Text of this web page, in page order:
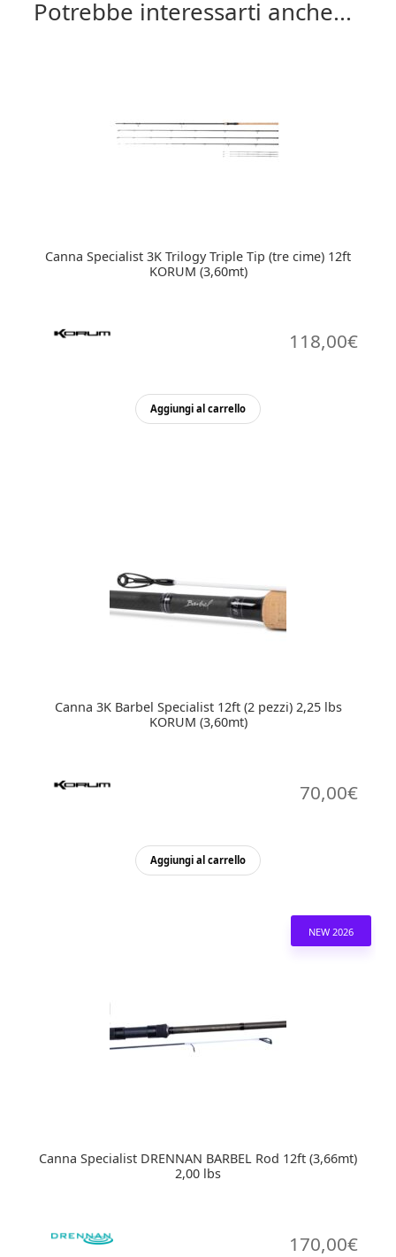
Potrebbe interessarti anche...
Canna Specialist 3K Trilogy Triple Tip (tre cime) 12ft
KORUM (3,60mt)
118,00€
Aggiungi al carrello
Canna 3K Barbel Specialist 12ft (2 pezzi) 2,25 lbs
KORUM (3,60mt)
70,00€
Aggiungi al carrello
NEW 2026
Canna Specialist DRENNAN BARBEL Rod 12ft (3,66mt)
2,00 lbs
170,00€